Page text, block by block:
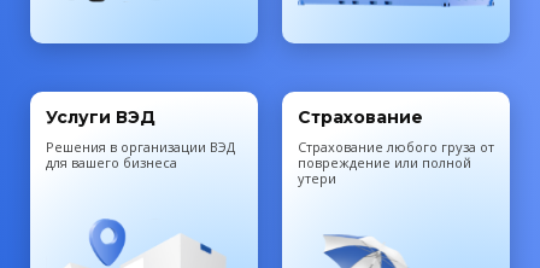
Услуги ВЭД
Решения в организации ВЭД
для вашего бизнеса
Страхование
Cтрахование любого груза от
повреждение или полной
утери